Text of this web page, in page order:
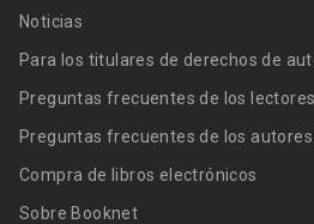
Noticias
Para los titulares de derechos de
Preguntas frecuentes de los lectores
Preguntas frecuentes de los autores
Compra de libros electrónicos
Sobre Booknet